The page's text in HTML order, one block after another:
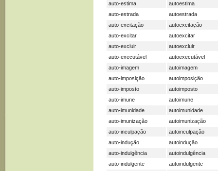
auto-estima
autoestima
auto-estrada
autoestrada
auto-excitação
autoexcitação
auto-excitar
autoexcitar
auto-excluir
autoexcluir
auto-executável
autoexecutável
auto-imagem
autoimagem
auto-imposição
autoimposição
auto-imposto
autoimposto
auto-imune
autoimune
auto-imunidade
autoimunidade
auto-imunização
autoimunização
auto-inculpação
autoinculpação
auto-indução
autoindução
auto-indulgência
autoindulgência
auto-indulgente
autoindulgente